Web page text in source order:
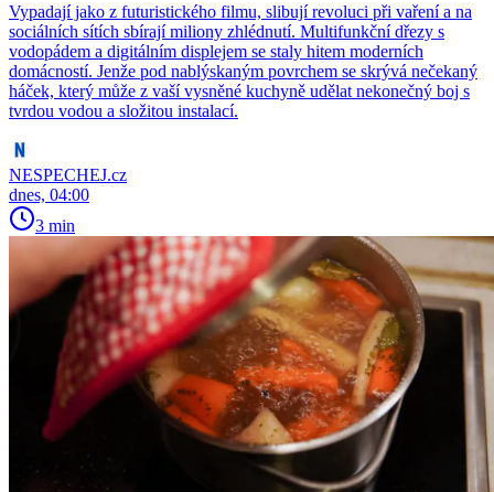
Vypadají jako z futuristického filmu, slibují revoluci při vaření a na
sociálních sítích sbírají miliony zhlédnutí. Multifunkční dřezy s
vodopádem a digitálním displejem se staly hitem moderních
domácností. Jenže pod nablýskaným povrchem se skrývá nečekaný
háček, který může z vaší vysněné kuchyně udělat nekonečný boj s
tvrdou vodou a složitou instalací.
NESPECHEJ.cz
dnes, 04:00
3 min